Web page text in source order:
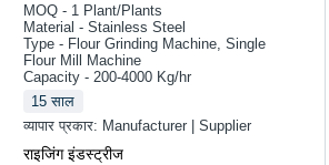
MOQ - 1 Plant/Plants
Material - Stainless Steel
Type - Flour Grinding Machine, Single
Flour Mill Machine
Capacity - 200-4000 Kg/hr
15 साल
व्यापार प्रकार: Manufacturer | Supplier
राइजिंग इंडस्ट्रीज